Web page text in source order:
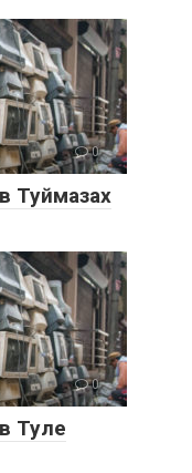
0
Туймазах
0
Туле